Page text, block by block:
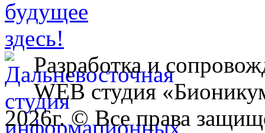
Разработка и
WEB студия
2026г. © Все права